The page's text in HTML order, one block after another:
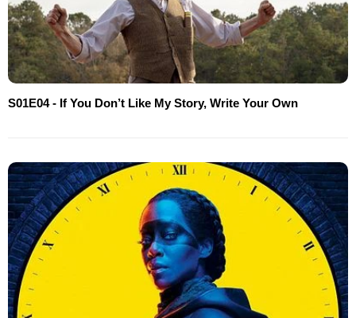
S01E04 - If You Don’t Like My Story, Write Your Own